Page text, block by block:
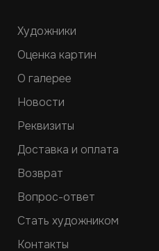
Художники
Оценка картин
О галерее
Новости
Реквизиты
Доставка и оплата
Возврат
Вопрос-ответ
Стать художником
Контакты